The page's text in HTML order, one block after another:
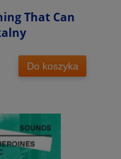
That Can
Do koszyka